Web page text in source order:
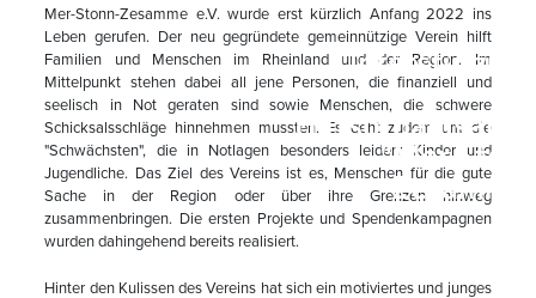
"Mer
Mer-Stonn-Zesamme e.V. wurde erst kürzlich Anfang 2022 ins
Leben gerufen. Der neu gegründete gemeinnützige Verein hilft
Familien und Menschen im Rheinland und der Region. Im
Mittelpunkt stehen dabei all jene Personen, die finanziell und
seelisch in Not geraten sind sowie Menschen, die schwere
Schicksalsschläge hinnehmen mussten. Es geht zudem um die
"Schwächsten", die in Notlagen besonders leiden: Kinder und
Jugendliche. Das Ziel des Vereins ist es, Menschen für die gute
Sache in der Region oder über ihre Grenzen hinweg
zusammenbringen. Die ersten Projekte und Spendenkampagnen
wurden dahingehend bereits realisiert.
Hinter den Kulissen des Vereins hat sich ein motiviertes und junges